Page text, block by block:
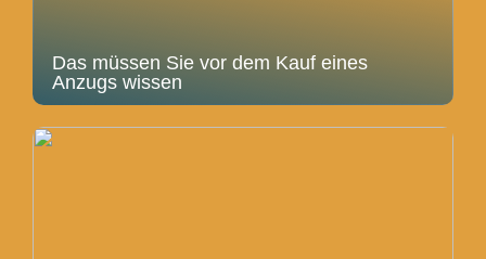
Das müssen Sie vor dem Kauf eines
Anzugs wissen